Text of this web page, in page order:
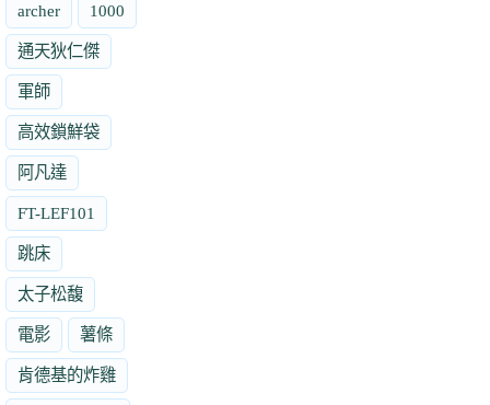
archer 1000
通天狄仁傑
軍師
高效鎖鮮袋
阿凡達
FT-LEF101
跳床
太子松馥
電影 薯條
肯德基的炸雞